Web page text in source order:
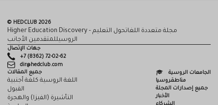
© HEDCLUB 2026
Higher Education Discovery – مجلة متعددة اللغاتحول التعليم
الروسيللمتقدمين الأجانب
جهات الإتصال
+7 (8362) 72-02-62
dir@hedclub.com
جميع المقالات
اللغة الروسية كلغة أجنبية
القبول
التأشيرة (الفيزا) والهجرة
الجامعات الروسية
مناطقروسيا
جميع إصدارات المجلة
الأخبار